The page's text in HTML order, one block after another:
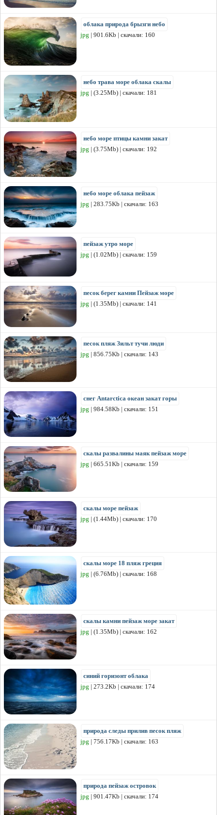
облака природа брызги небо
jpg | 901.6Kb | скачали: 160
небо трава море облака скалы
jpg | (3.25Mb) | скачали: 181
небо море птицы камни закат
jpg | (3.75Mb) | скачали: 192
небо море облака пейзаж
jpg | 283.75Kb | скачали: 163
пейзаж утро море
jpg | (1.02Mb) | скачали: 159
песок берег камни Пейзаж море
jpg | (1.35Mb) | скачали: 141
песок пляж Зильт тучи люди
jpg | 856.75Kb | скачали: 143
снег Antarctica океан закат горы
jpg | 984.58Kb | скачали: 151
скалы развалины маяк пейзаж море
jpg | 665.51Kb | скачали: 159
скалы море пейзаж
jpg | (1.44Mb) | скачали: 170
скалы море 18 пляж греция
jpg | (6.76Mb) | скачали: 168
скалы камни пейзаж море закат
jpg | (1.35Mb) | скачали: 162
синий горизонт облака
jpg | 273.2Kb | скачали: 174
природа следы прилив песок пляж
jpg | 756.17Kb | скачали: 163
природа пейзаж островок
jpg | 901.47Kb | скачали: 174